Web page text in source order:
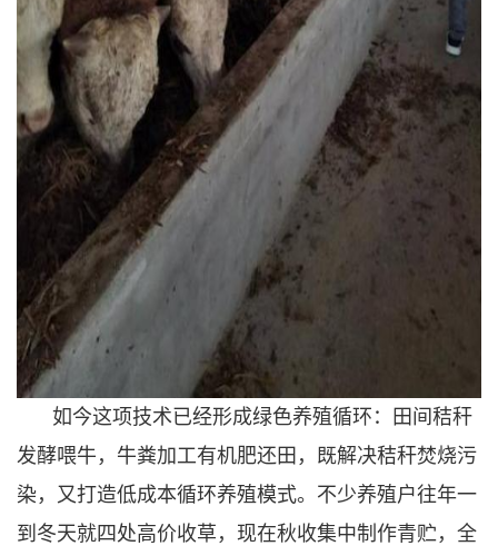
如今这项技术已经形成绿色养殖循环：田间秸秆
发酵喂牛，牛粪加工有机肥还田，既解决秸秆焚烧污
染，又打造低成本循环养殖模式。不少养殖户往年一
到冬天就四处高价收草，现在秋收集中制作青贮，全